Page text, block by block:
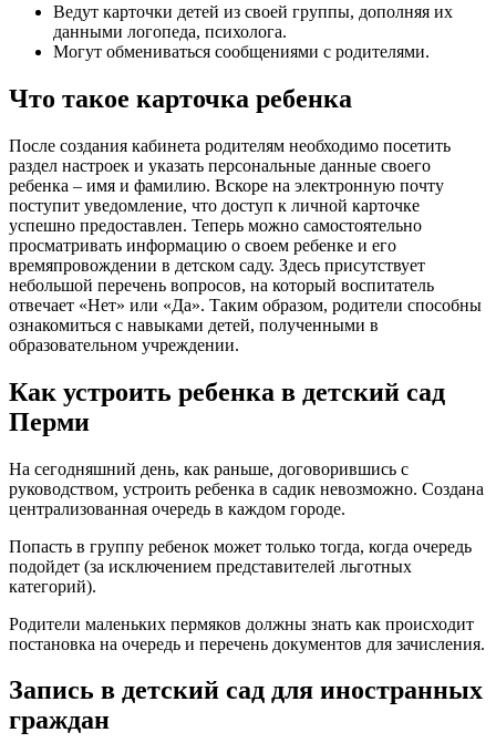
Ведут карточки детей из своей группы, дополняя их
данными логопеда, психолога.
Могут обмениваться сообщениями с родителями.
Что такое карточка ребенка
После создания кабинета родителям необходимо посетить
раздел настроек и указать персональные данные своего
ребенка – имя и фамилию. Вскоре на электронную почту
поступит уведомление, что доступ к личной карточке
успешно предоставлен. Теперь можно самостоятельно
просматривать информацию о своем ребенке и его
времяпровождении в детском саду. Здесь присутствует
небольшой перечень вопросов, на который воспитатель
отвечает «Нет» или «Да». Таким образом, родители способны
ознакомиться с навыками детей, полученными в
образовательном учреждении.
Как устроить ребенка в детский сад
Перми
На сегодняшний день, как раньше, договорившись с
руководством, устроить ребенка в садик невозможно. Создана
централизованная очередь в каждом городе.
Попасть в группу ребенок может только тогда, когда очередь
подойдет (за исключением представителей льготных
категорий).
Родители маленьких пермяков должны знать как происходит
постановка на очередь и перечень документов для зачисления.
Запись в детский сад для иностранных
граждан